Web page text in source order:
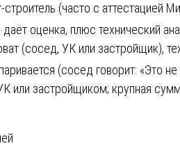
строитель (часто с аттестацией
даёт оценка, плюс технический
(сосед, УК или застройщик),
(сосед говорит: «Это не
или застройщиком; крупная